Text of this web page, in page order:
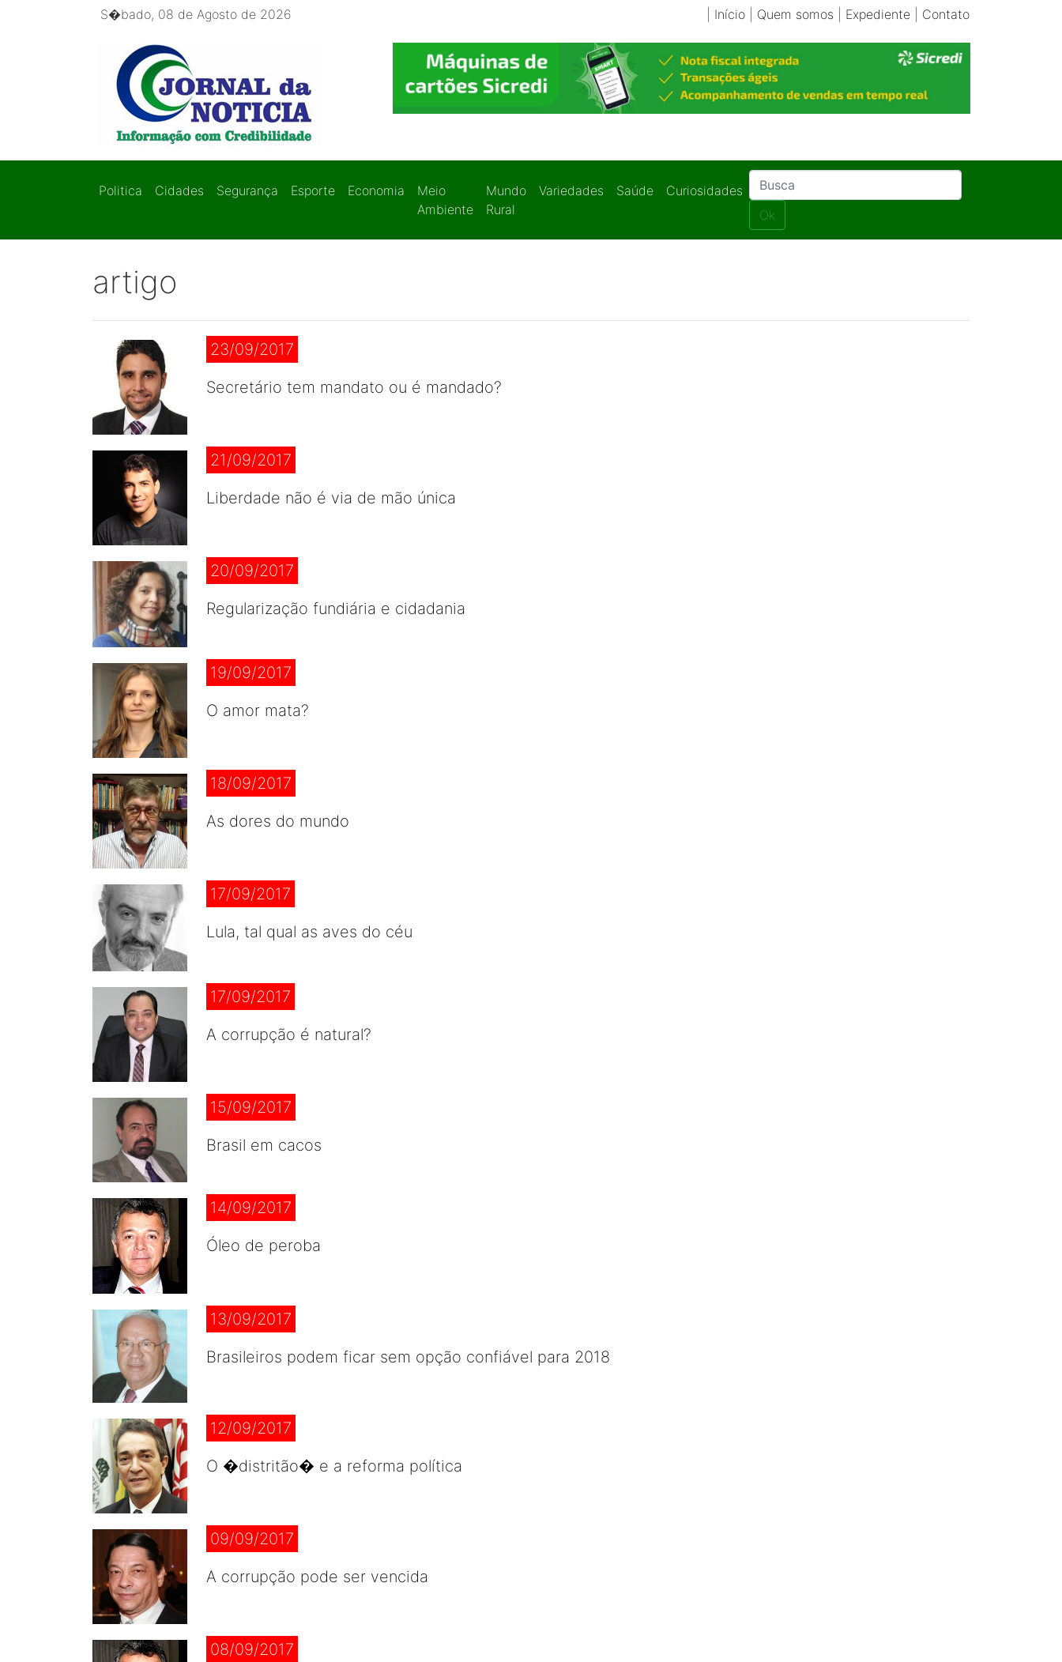
S�bado, 08 de Agosto de 2026 Início| Quem somos Expediente| Contato
Politica Cidades Segurança Esporte Economia
Meio
Ambiente
Mundo
Rural
Variedades Saúde
Curiosidades
Ok
artigo
23/09/2017
Secretário tem mandato ou é mandado?
21/09/2017
Liberdade não é via de mão única
20/09/2017
Regularização fundiária e cidadania
19/09/2017
O amor mata?
18/09/2017
As dores do mundo
17/09/2017
Lula, tal qual as aves do céu
17/09/2017
A corrupção é natural?
15/09/2017
Brasil em cacos
14/09/2017
Óleo de peroba
13/09/2017
Brasileiros podem ficar sem opção confiável para 2018
12/09/2017
O �distritão� e a reforma política
09/09/2017
A corrupção pode ser vencida
08/09/2017